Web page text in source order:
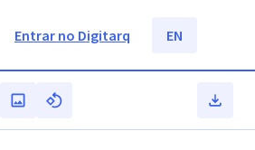
Entrar no Digitarq EN